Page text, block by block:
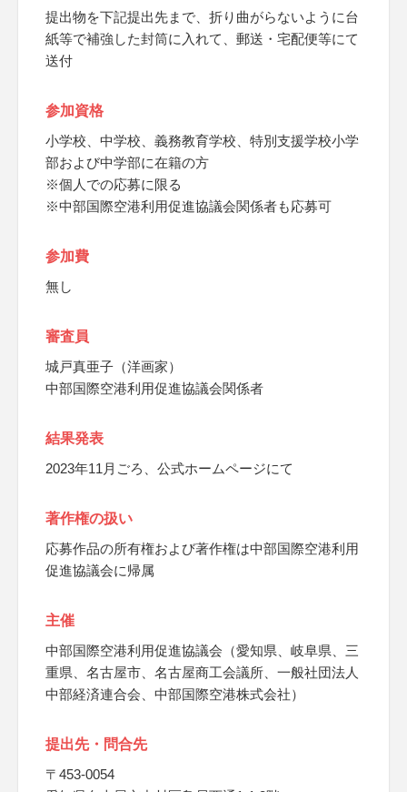
提出物を下記提出先まで、折り曲がらないように台
紙等で補強した封筒に入れて、郵送・宅配便等にて
送付
参加資格
小学校、中学校、義務教育学校、特別支援学校小学
部および中学部に在籍の方
※個人での応募に限る
※中部国際空港利用促進協議会関係者も応募可
参加費
無し
審査員
城戸真亜子（洋画家）
中部国際空港利用促進協議会関係者
結果発表
2023年11月ごろ、公式ホームページにて
著作権の扱い
応募作品の所有権および著作権は中部国際空港利用
促進協議会に帰属
主催
中部国際空港利用促進協議会（愛知県、岐阜県、三
重県、名古屋市、名古屋商工会議所、一般社団法人
中部経済連合会、中部国際空港株式会社）
提出先・問合先
〒453-0054